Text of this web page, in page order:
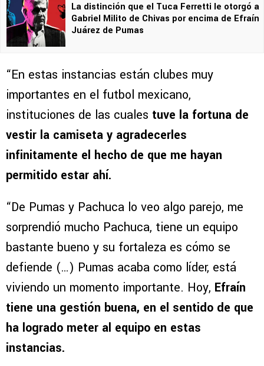
La distinción que el Tuca Ferretti le otorgó a
Gabriel Milito de Chivas por encima de Efraín
Juárez de Pumas
“En estas instancias están clubes muy
importantes en el futbol mexicano,
instituciones de las cuales tuve la fortuna de
vestir la camiseta y agradecerles
infinitamente el hecho de que me hayan
permitido estar ahí.
“De Pumas y Pachuca lo veo algo parejo, me
sorprendió mucho Pachuca, tiene un equipo
bastante bueno y su fortaleza es cómo se
defiende (…) Pumas acaba como líder, está
viviendo un momento importante. Hoy, Efraín
tiene una gestión buena, en el sentido de que
ha logrado meter al equipo en estas
instancias.